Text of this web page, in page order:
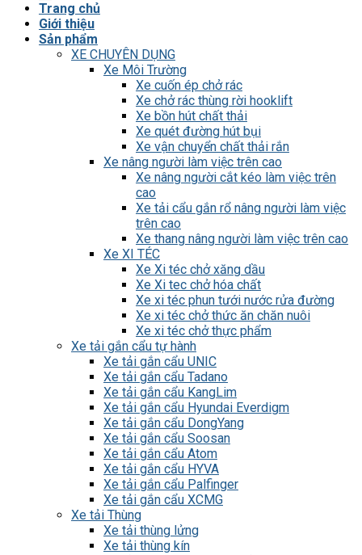
Trang chủ
Giới thiệu
Sản phẩm
XE CHUYÊN DỤNG
Xe Môi Trường
Xe cuốn ép chở rác
Xe chở rác thùng rời hooklift
Xe bồn hút chất thải
Xe quét đường hút bụi
Xe vận chuyển chất thải rắn
Xe nâng người làm việc trên cao
Xe nâng người cắt kéo làm việc trên
cao
Xe tải cẩu gắn rổ nâng người làm việc
trên cao
Xe thang nâng người làm việc trên cao
Xe XI TÉC
Xe Xi téc chở xăng dầu
Xe Xi tec chở hóa chất
Xe xi téc phun tưới nước rửa đường
Xe xi téc chở thức ăn chăn nuôi
Xe xi téc chở thực phẩm
Xe tải gắn cẩu tự hành
Xe tải gắn cẩu UNIC
Xe tải gắn cẩu Tadano
Xe tải gắn cẩu KangLim
Xe tải gắn cẩu Hyundai Everdigm
Xe tải gắn cẩu DongYang
Xe tải gắn cẩu Soosan
Xe tải gắn cẩu Atom
Xe tải gắn cẩu HYVA
Xe tải gắn cẩu Palfinger
Xe tải gắn cẩu XCMG
Xe tải Thùng
Xe tải thùng lửng
Xe tải thùng kín